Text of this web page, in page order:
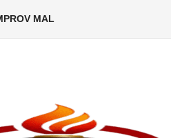
hingga Warga Ambon,Pelita
MALUKU DUKUNG